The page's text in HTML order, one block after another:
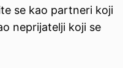
se kao partneri koji
neprijatelji koji se